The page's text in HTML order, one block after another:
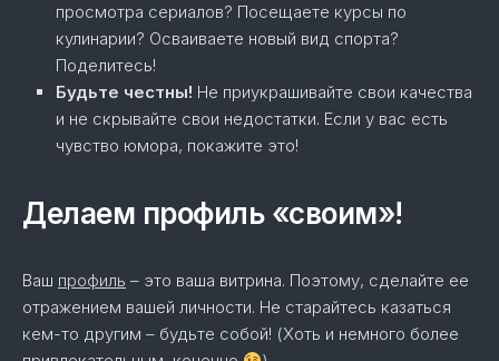
просмотра сериалов? Посещаете курсы по
кулинарии? Осваиваете новый вид спорта?
Поделитесь!
Будьте честны! Не приукрашивайте свои качества
и не скрывайте свои недостатки. Если у вас есть
чувство юмора, покажите это!
Делаем профиль «своим»!
Ваш профиль – это ваша витрина. Поэтому, сделайте ее
отражением вашей личности. Не старайтесь казаться
кем-то другим – будьте собой! (Хоть и немного более